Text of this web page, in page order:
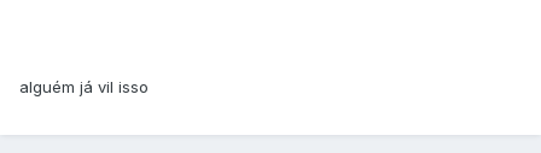
alguém já vil isso